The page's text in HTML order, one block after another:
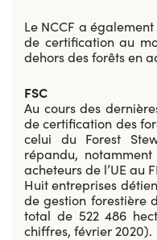
Le NCCF a
de certification au
dehors des forêts en
FSC
Au cours des
de certification des
celui du Forest
répandu,
acheteurs de l’UE au
Huit entreprises
de gestion forestière
total de 522 486
chiffres, février 2020).